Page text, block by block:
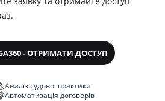
- ОТРИМАТИ ДОСТУП
Аналіз судової практики
Автоматизація договорів